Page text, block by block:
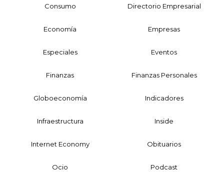
Consumo Directorio Empresarial
Economía Empresas
Especiales Eventos
Finanzas Finanzas Personales
Globoeconomía Indicadores
Infraestructura Inside
Internet Economy Obituarios
Ocio Podcast